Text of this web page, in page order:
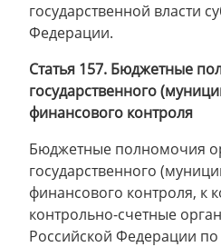
государственной власти
Федерации.
Cтатья 157. Бюджетные
государственного
финансового контроля
Бюджетные полномочия
государственного
финансового контроля, к
контрольно-счетные
Российской Федерации